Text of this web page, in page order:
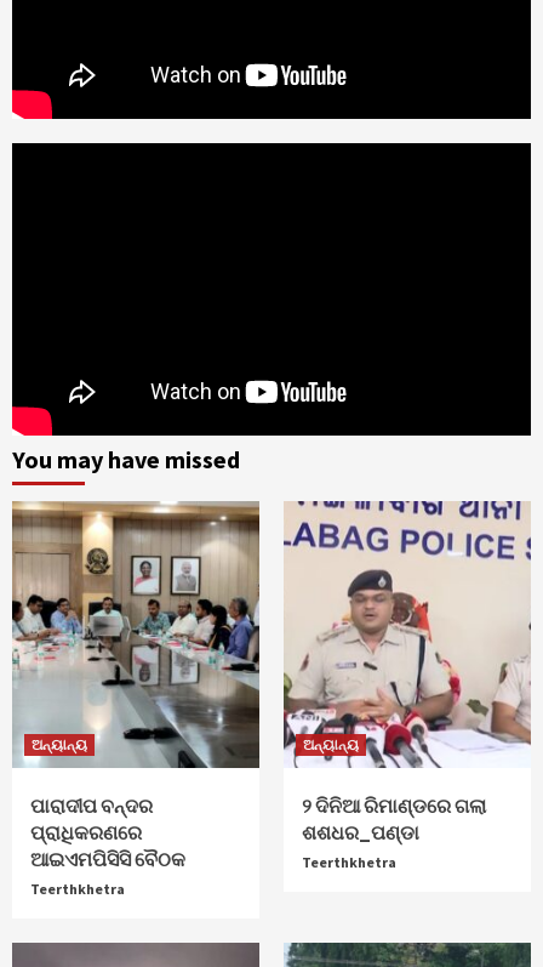
You may have missed
ଅନ୍ୟାନ୍ୟ
ପାରାଦୀପ ବନ୍ଦର
ପ୍ରାଧିକରଣରେ
ଆଇଏମପିସିସି ବୈଠକ
Teerthkhetra
ଅନ୍ୟାନ୍ୟ
୨ ଦିନିଆ ରିମାଣ୍ଡରେ ଗଲା
ଶଶଧର_ପଣ୍ଡା
Teerthkhetra